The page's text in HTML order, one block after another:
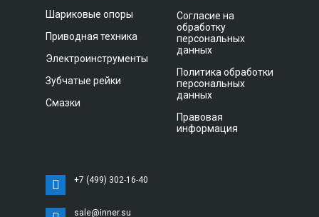
Шариковые опоры
Приводная техника
Электроинструменты
Зубчатые рейки
Смазки
Согласие на
обработку
персональных
данных
Политика обработки
персональных
данных
Правовая
информация
+7 (499) 302-16-40
sale@inner.su